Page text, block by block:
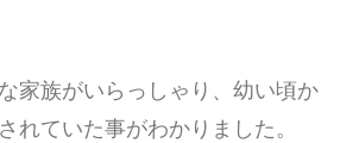
家族がいらっしゃり、幼い頃か
れていた事がわかりました。